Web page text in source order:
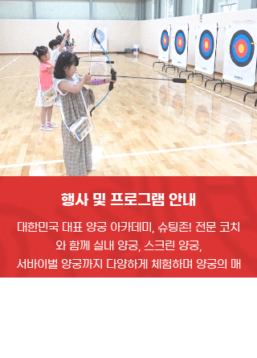
​행사 및 프로그램 안내
대한민국 대표 양궁 아카데미, 슈팅존! 전문 코치
와 함께 실내 양궁, 스크린 양궁,
서바이벌 양궁까지 다양하게 체험하며 양궁의 매